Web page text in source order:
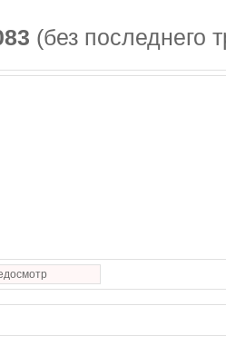
(без последнего